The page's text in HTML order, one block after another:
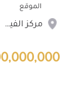
الموقع
مركز الفيوم